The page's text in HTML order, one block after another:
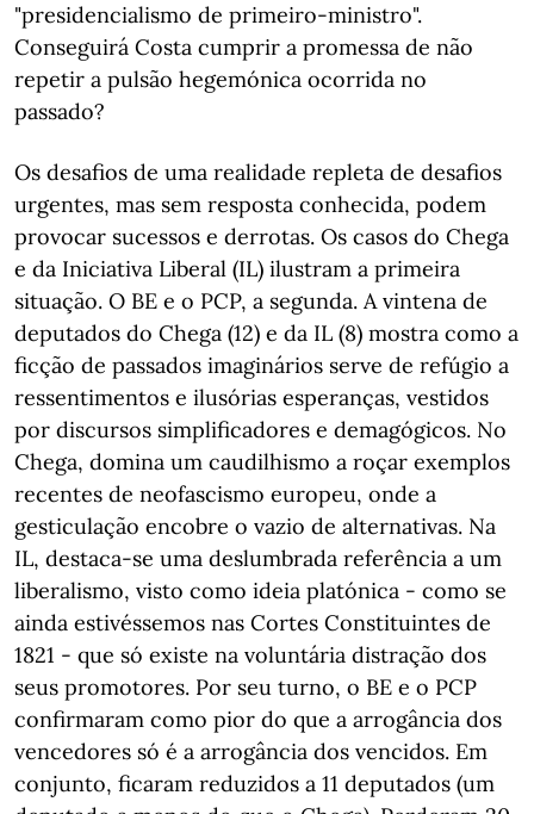
"presidencialismo de primeiro-ministro".
Conseguirá Costa cumprir a promessa de não
repetir a pulsão hegemónica ocorrida no
passado?
Os desafios de uma realidade repleta de desafios
urgentes, mas sem resposta conhecida, podem
provocar sucessos e derrotas. Os casos do Chega
e da Iniciativa Liberal (IL) ilustram a primeira
situação. O BE e o PCP, a segunda. A vintena de
deputados do Chega (12) e da IL (8) mostra como a
ficção de passados imaginários serve de refúgio a
ressentimentos e ilusórias esperanças, vestidos
por discursos simplificadores e demagógicos. No
Chega, domina um caudilhismo a roçar exemplos
recentes de neofascismo europeu, onde a
gesticulação encobre o vazio de alternativas. Na
IL, destaca-se uma deslumbrada referência a um
liberalismo, visto como ideia platónica - como se
ainda estivéssemos nas Cortes Constituintes de
1821 - que só existe na voluntária distração dos
seus promotores. Por seu turno, o BE e o PCP
confirmaram como pior do que a arrogância dos
vencedores só é a arrogância dos vencidos. Em
conjunto, ficaram reduzidos a 11 deputados (um